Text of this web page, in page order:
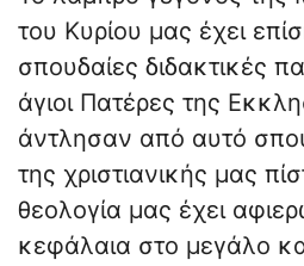
του Κυρίου μας έχει
σπουδαίες διδακτικές
άγιοι Πατέρες της
άντλησαν από αυτό
της χριστιανικής μας
θεολογία μας έχει
κεφάλαια στο μεγάλο